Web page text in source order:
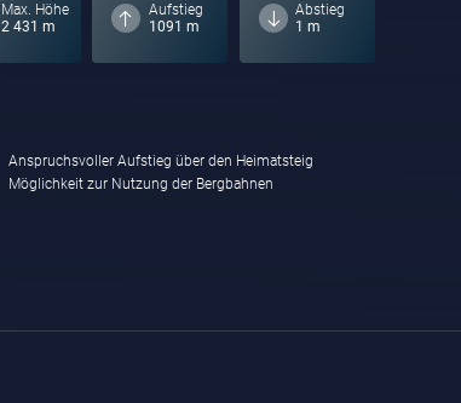
Max. Höhe
2 431 m
Aufstieg
1091 m
Abstieg
1 m
Anspruchsvoller Aufstieg über den Heimatsteig
Möglichkeit zur Nutzung der Bergbahnen